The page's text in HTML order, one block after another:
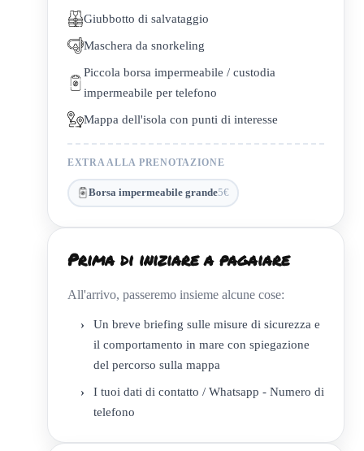
Giubbotto di salvataggio
Maschera da snorkeling
Piccola borsa impermeabile / custodia
impermeabile per telefono
Mappa dell'isola con punti di interesse
EXTRA ALLA PRENOTAZIONE
Borsa impermeabile grande5€
Prima di iniziare a pagaiare
All'arrivo, passeremo insieme alcune cose:
›
Un breve briefing sulle misure di sicurezza e
il comportamento in mare con spiegazione
del percorso sulla mappa
›
I tuoi dati di contatto / Whatsapp - Numero di
telefono